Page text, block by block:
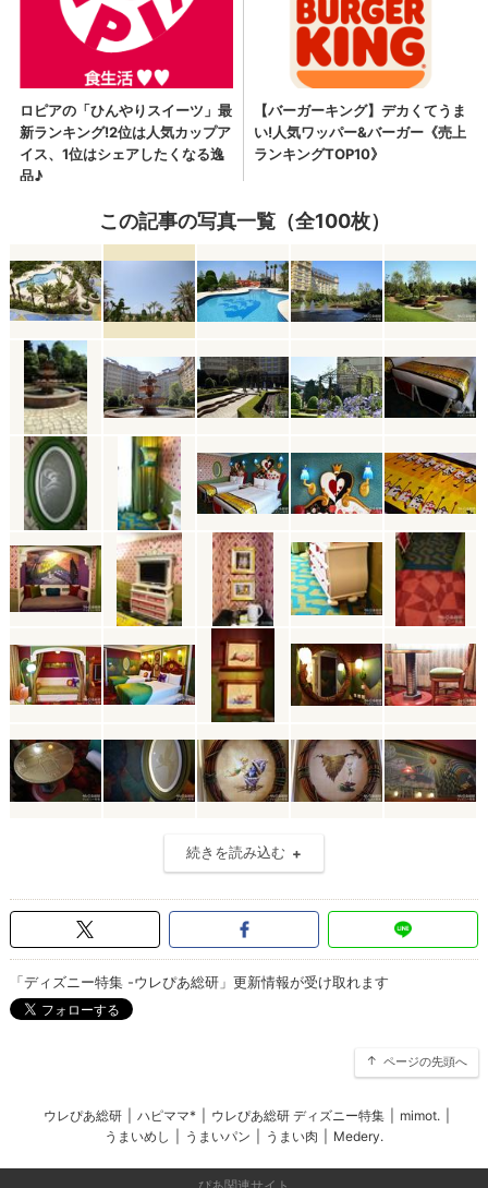
この記事の写真一覧（全100枚）
続きを読み込む
「ディズニー特集 -ウレぴあ総研」更新情報が受け取れます
ページの先頭へ
ウレぴあ総研 ハピママ* ウレぴあ総研 ディズニー特集 mimot.
うまいめし
うまいパン うまい肉 Medery.